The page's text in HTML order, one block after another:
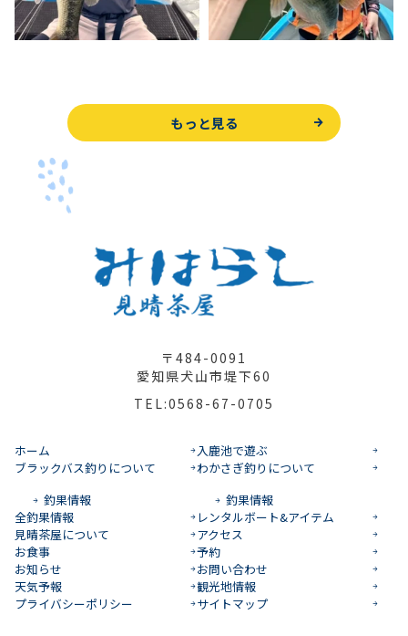
もっと見る
〒484-0091
愛知県犬山市堤下60
TEL:0568-67-0705
ホーム
入鹿池で遊ぶ
ブラックバス釣りについて
釣果情報
わかさぎ釣りについて
釣果情報
全釣果情報
レンタルボート&アイテム
見晴茶屋について
アクセス
お食事
予約
お知らせ
お問い合わせ
天気予報
観光地情報
プライバシーポリシー
サイトマップ